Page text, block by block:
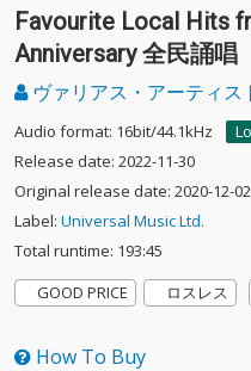
Favourite Local Hits
Anniversary 全民誦唱
ヴァリアス・アーティス
Audio format: 16bit/44.1kHz
Release date: 2022-11-30
Original release date: 2020-12-02
Label: Universal Music Ltd.
Total runtime: 193:45
GOOD PRICE
ロスレス
How To Buy